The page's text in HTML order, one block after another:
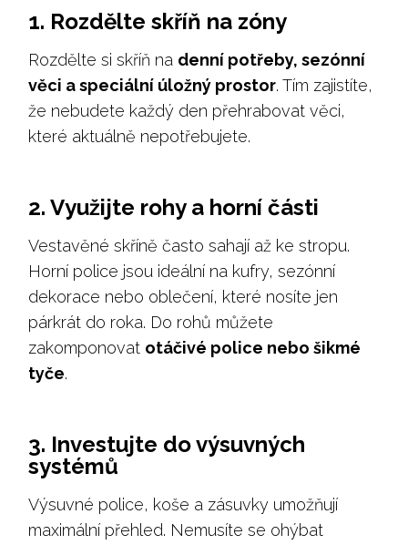
1. Rozdělte skříň na zóny
Rozdělte si skříň na denní potřeby, sezónní
věci a speciální úložný prostor. Tím zajistíte,
že nebudete každý den přehrabovat věci,
které aktuálně nepotřebujete.
2. Využijte rohy a horní části
Vestavěné skříně často sahají až ke stropu.
Horní police jsou ideální na kufry, sezónní
dekorace nebo oblečení, které nosíte jen
párkrát do roka. Do rohů můžete
zakomponovat otáčivé police nebo šikmé
tyče.
3. Investujte do výsuvných
systémů
Výsuvné police, koše a zásuvky umožňují
maximální přehled. Nemusíte se ohýbat